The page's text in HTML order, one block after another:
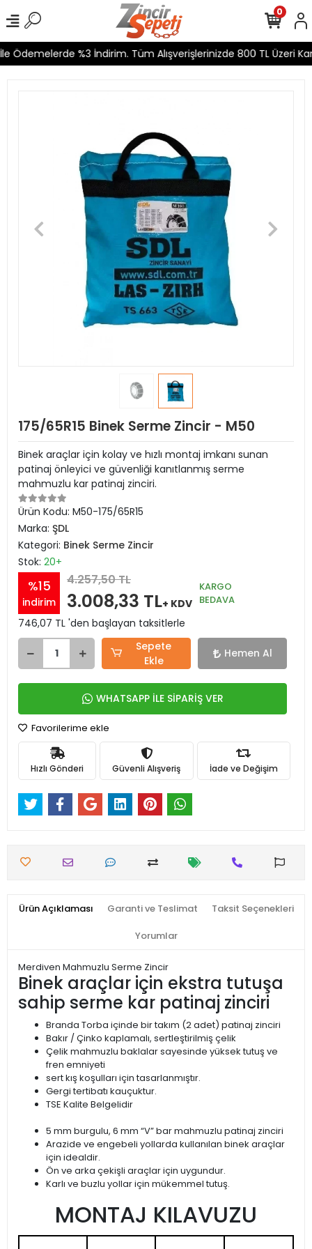
Ödemelerde %3 İndirim. Tüm Alışverişlerinizde 800 TL Üzeri
0
175/65R15 Binek Serme Zincir - M50
Binek araçlar için kolay ve hızlı montaj imkanı sunan
patinaj önleyici ve güvenliği kanıtlanmış serme
mahmuzlu kar patinaj zinciri.
Ürün Kodu: M50-175/65R15
Marka: ŞDL
Kategori: Binek Serme Zincir
Stok: 20+
%15
indirim
4.257,50 TL
3.008,33 TL+ KDV
KARGO
BEDAVA
746,07 TL 'den başlayan taksitlerle
Sepete
Ekle
Hemen Al
WHATSAPP İLE SİPARİŞ VER
Favorilerime ekle
Hızlı Gönderi Güvenli Alışveriş İade ve Değişim
Ürün Açıklaması Garanti ve Teslimat Taksit Seçenekleri
Yorumlar
Merdiven Mahmuzlu Serme Zincir
Binek araçlar için ekstra tutuşa
sahip serme kar patinaj zinciri
Branda Torba içinde bir takım (2 adet) patinaj zinciri
Bakır / Çinko kaplamalı, sertleştirilmiş çelik
Çelik mahmuzlu baklalar sayesinde yüksek tutuş ve
fren emniyeti
sert kış koşulları için tasarlanmıştır.
Gergi tertibatı kauçuktur.
TSE Kalite Belgelidir
5 mm burgulu, 6 mm “V” bar mahmuzlu patinaj zinciri
Arazide ve engebeli yollarda kullanılan binek araçlar
için idealdir.
Ön ve arka çekişli araçlar için uygundur.
Karlı ve buzlu yollar için mükemmel tutuş.
MONTAJ KILAVUZU